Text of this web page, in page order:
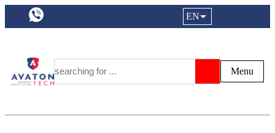
a11y.languageSelection:
EN
Menu
Search